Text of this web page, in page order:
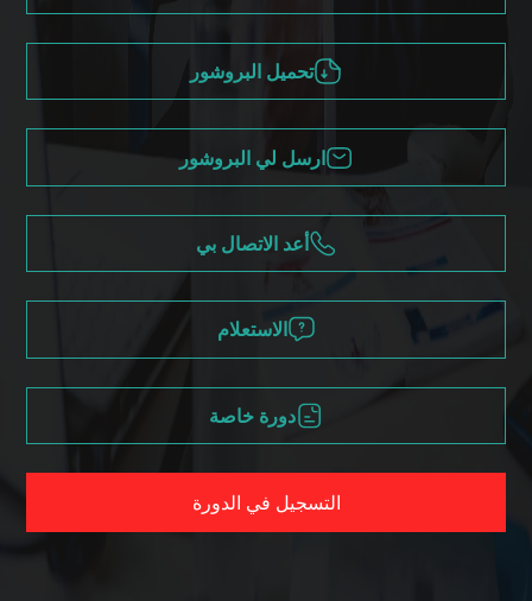
تحميل البروشور
ارسل لي البروشور
أعد الاتصال بي
الاستعلام
دورة خاصة
التسجيل في الدورة